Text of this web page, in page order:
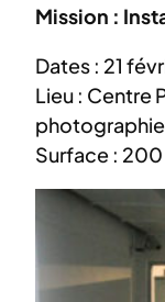
Mission :
Dates : 21
Lieu : Centre
Surface : 200